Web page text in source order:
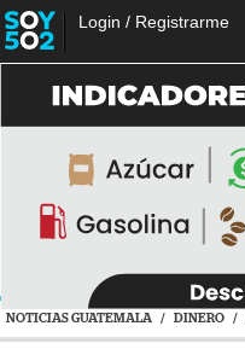
Login / Registrarme
NOTICIAS GUATEMALA / DINERO /